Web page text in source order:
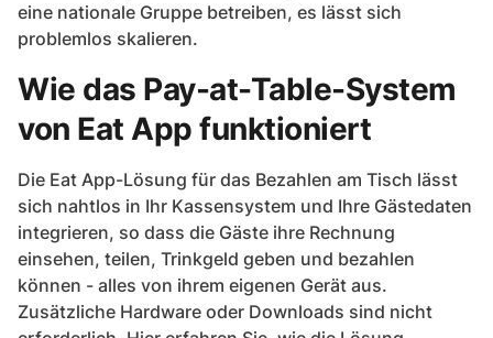
eine nationale Gruppe betreiben, es lässt sich
problemlos skalieren.
Wie das Pay-at-Table-System
von Eat App funktioniert
Die Eat App-Lösung für das Bezahlen am Tisch lässt
sich nahtlos in Ihr Kassensystem und Ihre Gästedaten
integrieren, so dass die Gäste ihre Rechnung
einsehen, teilen, Trinkgeld geben und bezahlen
können - alles von ihrem eigenen Gerät aus.
Zusätzliche Hardware oder Downloads sind nicht